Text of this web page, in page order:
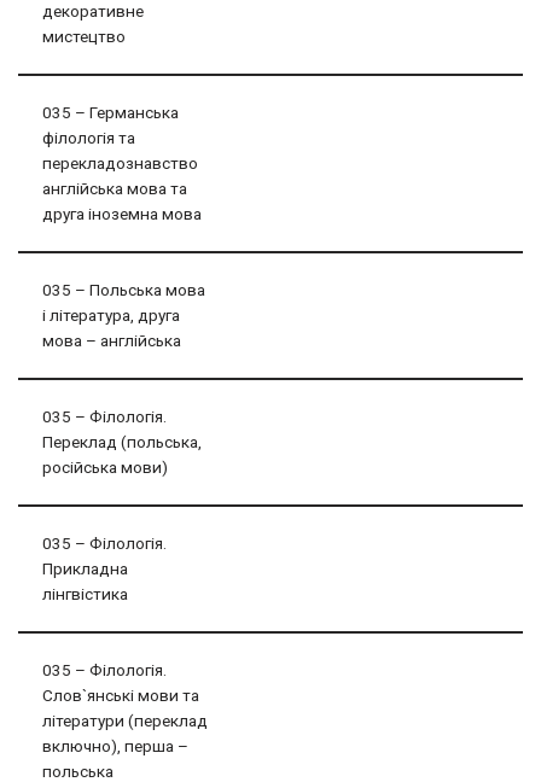
декоративне
мистецтво
035 – Германська
філологія та
перекладознавство
англійська мова та
друга іноземна мова
035 – Польська мова
і література, друга
мова – англійська
035 – Філологія.
Переклад (польська,
російська мови)
035 – Філологія.
Прикладна
лінгвістика
035 – Філологія.
Слов`янські мови та
літератури (переклад
включно), перша –
польська